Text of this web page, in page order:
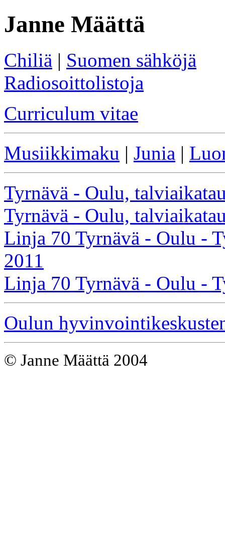
Janne Määttä
Chiliä | Suomen sähköjä
Radiosoittolistoja
Curriculum vitae
Musiikkimaku | Junia |
Tyrnävä - Oulu,
Tyrnävä - Oulu,
Linja 70 Tyrnävä - Oulu -
2011
Linja 70 Tyrnävä - Oulu -
Oulun
© Janne Määttä 2004